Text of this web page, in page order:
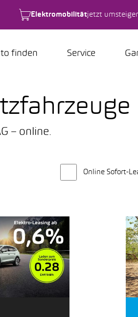
Elektromobilitätjetzt
finden Service
– online.
Online Sofort-